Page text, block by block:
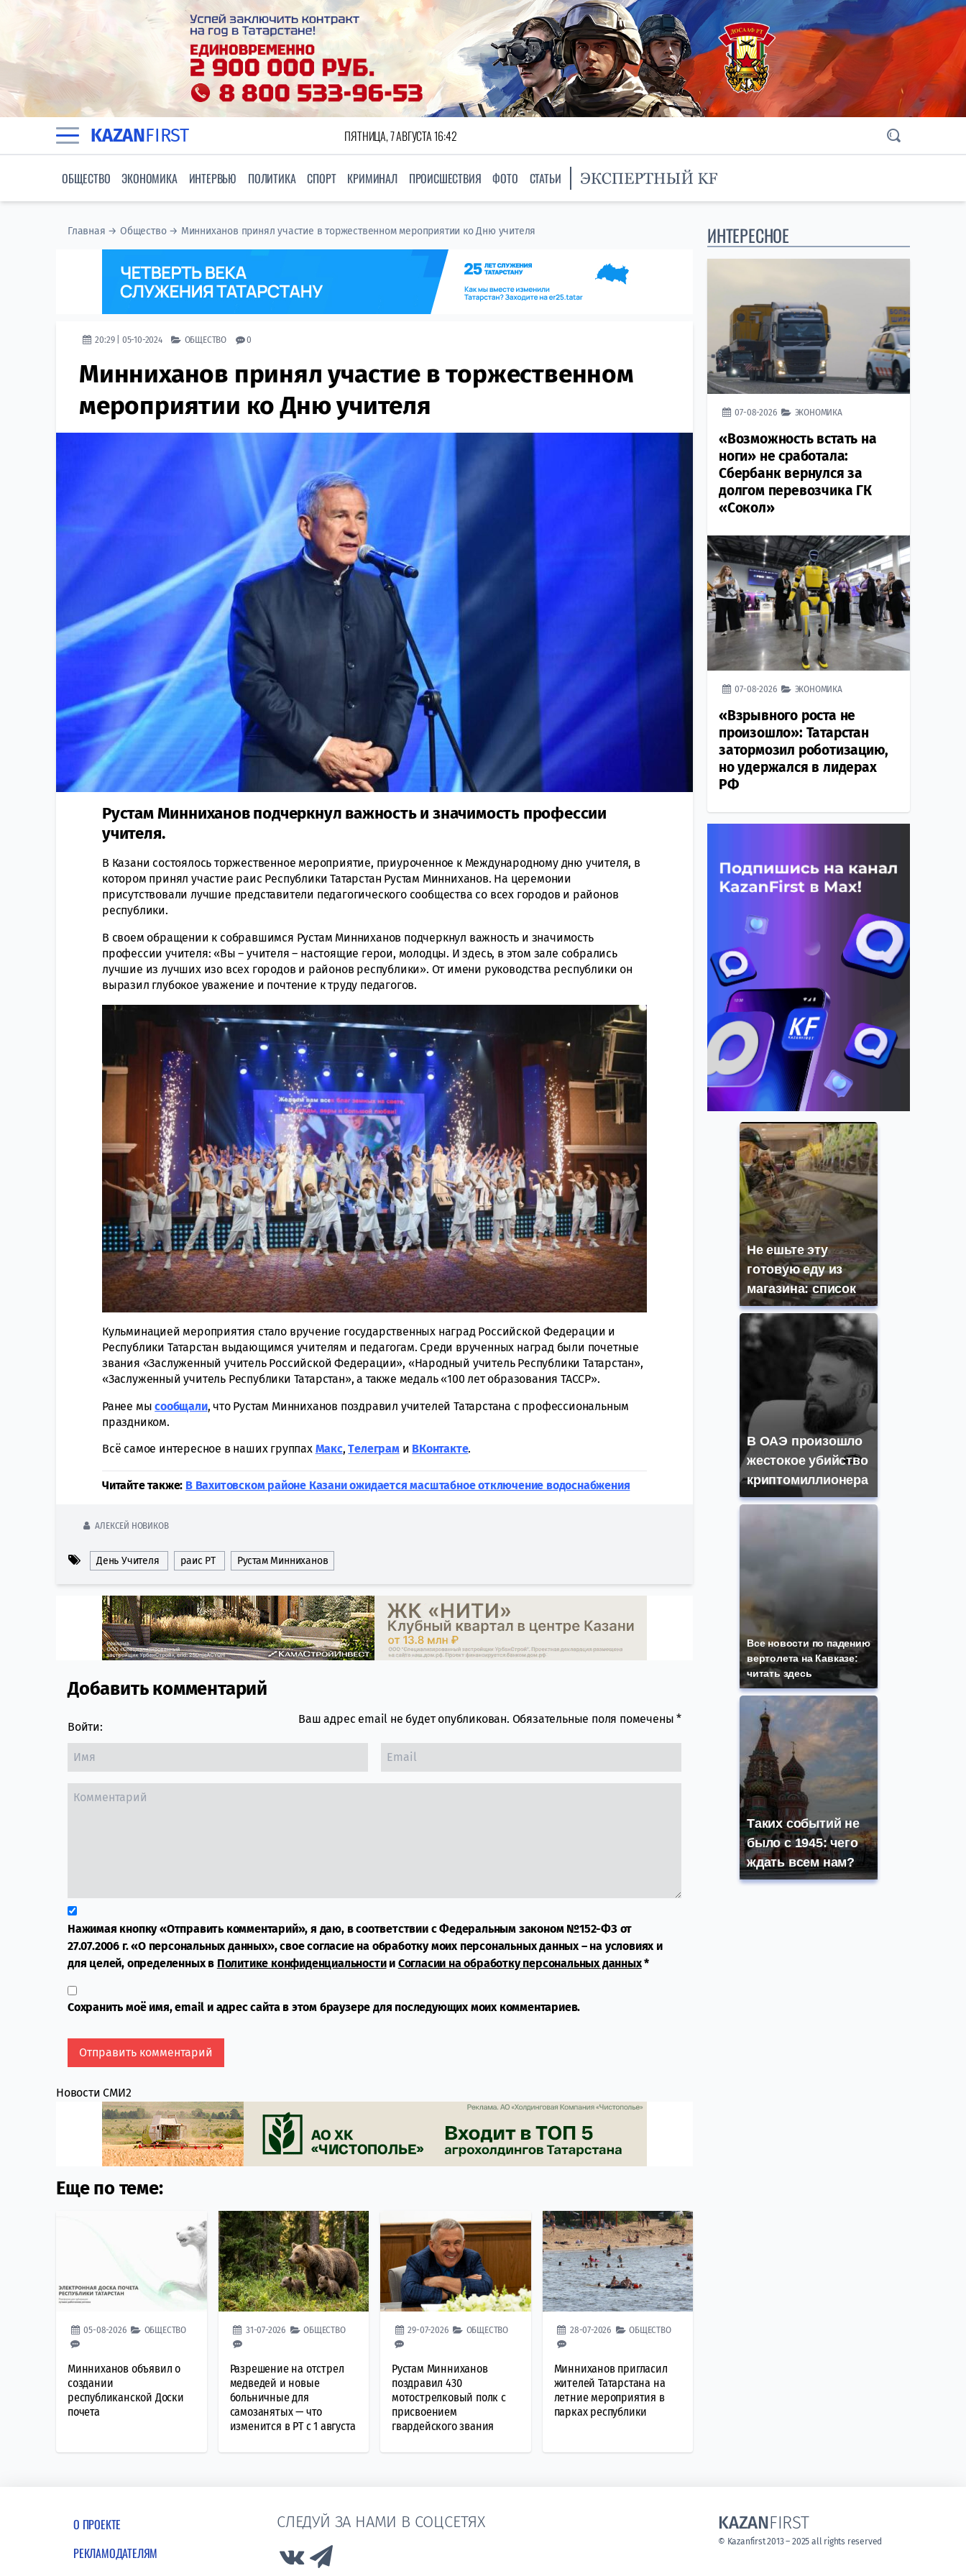
KAZANFIRST ПЯТНИЦА, 7 АВГУСТА 16:42
ОБЩЕСТВО ЭКОНОМИКА ИНТЕРВЬЮ ПОЛИТИКА СПОРТ КРИМИНАЛ ПРОИСШЕСТВИЯ ФОТО СТАТЬИ
Главная →Общество→ Минниханов принял участие в торжественном мероприятии ко Дню учителя
20:29 | 05-10-2024 ОБЩЕСТВО 0
Минниханов принял участие в торжественном
мероприятии ко Дню учителя
Рустам Минниханов подчеркнул важность и значимость профессии
учителя.
В Казани состоялось торжественное мероприятие, приуроченное к Международному дню учителя, в
котором принял участие раис Республики Татарстан Рустам Минниханов. На церемонии
присутствовали лучшие представители педагогического сообщества со всех городов и районов
республики.
В своем обращении к собравшимся Рустам Минниханов подчеркнул важность и значимость
профессии учителя: «Вы – учителя – настоящие герои, молодцы. И здесь, в этом зале собрались
лучшие из лучших изо всех городов и районов республики». От имени руководства республики он
выразил глубокое уважение и почтение к труду педагогов.
Кульминацией мероприятия стало вручение государственных наград Российской Федерации и
Республики Татарстан выдающимся учителям и педагогам. Среди врученных наград были почетные
звания «Заслуженный учитель Российской Федерации», «Народный учитель Республики Татарстан»,
«Заслуженный учитель Республики Татарстан», а также медаль «100 лет образования ТАССР».
Ранее мысообщали, что Рустам Минниханов поздравил учителей Татарстана с профессиональным
праздником.
Всё самое интересное в наших группах Макс,Tелеграми ВКонтакте.
Читайте также: В Вахитовском районе Казани ожидается масштабное отключение водоснабжения
АЛЕКСЕЙ НОВИКОВ
День Учителя раис РТ Рустам Минниханов
Comment section
Добавить комментарий
Войти:
Ваш адрес email не будет опубликован. Обязательные поля помечены*
Нажимая кнопку «Отправить комментарий», я даю, в соответствии с Федеральным законом №152-ФЗ от
27.07.2006 г. «О персональных данных», свое согласие на обработку моих персональных данных – на условиях и
для целей, определенных в Политике конфиденциальностии Согласии на обработку персональных данных*
Сохранить моё имя, email и адрес сайта в этом браузере для последующих моих комментариев.
Новости СМИ2
Еще по теме:
05-08-2026 ОБЩЕСТВО
Минниханов объявил о
создании
республиканской Доски
почета
31-07-2026 ОБЩЕСТВО
Разрешение на отстрел
медведей и новые
больничные для
самозанятых — что
изменится в РТ с 1 августа
29-07-2026 ОБЩЕСТВО
Рустам Минниханов
поздравил 430
мотострелковый полк с
присвоением
гвардейского звания
28-07-2026 ОБЩЕСТВО
Минниханов пригласил
жителей Татарстана на
летние мероприятия в
парках республики
ИНТЕРЕСНОЕ
07-08-2026 ЭКОНОМИКА
«Возможность встать на
ноги» не сработала:
Сбербанк вернулся за
долгом перевозчика ГК
«Сокол»
07-08-2026 ЭКОНОМИКА
«Взрывного роста не
произошло»: Татарстан
затормозил роботизацию,
но удержался в лидерах
РФ
Не ешьте эту
готовую еду из
магазина: список
В ОАЭ произошло
жестокое убийство
криптомиллионера
Все новости по падению
вертолета на Кавказе:
читать здесь
Таких событий не
было с 1945: чего
ждать всем нам?
О ПРОЕКТЕ
РЕКЛАМОДАТЕЛЯМ
СЛЕДУЙ ЗА НАМИ В СОЦСЕТЯХ
Link to Vk
KAZANFIRST
© Kazanfirst 2013 – 2025 all rights reserved